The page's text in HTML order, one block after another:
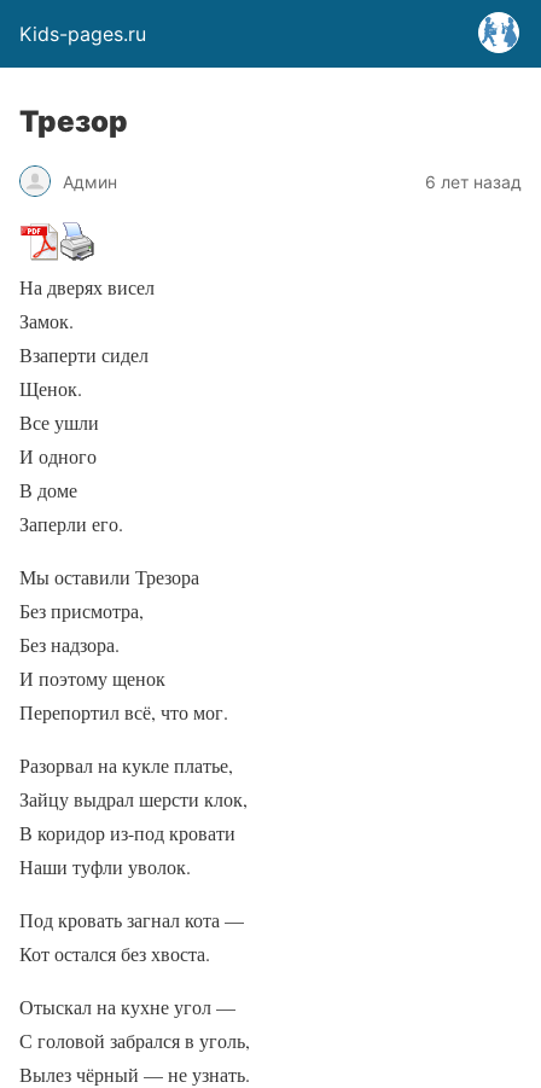
Kids-pages.ru
Трезор
Админ 6 лет назад
На дверях висел
Замок.
Взаперти сидел
Щенок.
Все ушли
И одного
В доме
Заперли его.
Мы оставили Трезора
Без присмотра,
Без надзора.
И поэтому щенок
Перепортил всё, что мог.
Разорвал на кукле платье,
Зайцу выдрал шерсти клок,
В коридор из-под кровати
Наши туфли уволок.
Под кровать загнал кота —
Кот остался без хвоста.
Отыскал на кухне угол —
С головой забрался в уголь,
Вылез чёрный — не узнать.